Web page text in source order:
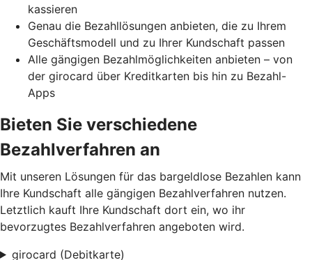
kassieren
Genau die Bezahllösungen anbieten, die zu Ihrem
Geschäftsmodell und zu Ihrer Kundschaft passen
Alle gängigen Bezahlmöglichkeiten anbieten – von
der girocard über Kreditkarten bis hin zu Bezahl-
Apps
Bieten Sie verschiedene
Bezahlverfahren an
Mit unseren Lösungen für das bargeldlose Bezahlen kann
Ihre Kundschaft alle gängigen Bezahlverfahren nutzen.
Letztlich kauft Ihre Kundschaft dort ein, wo ihr
bevorzugtes Bezahlverfahren angeboten wird.
girocard (Debitkarte)